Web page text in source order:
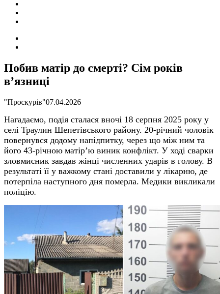
Побив матір до смерті? Сім років
в’язниці
"Проскурів"07.04.2026
Нагадаємо, подія сталася вночі 18 серпня 2025 року у
селі Траулин Шепетівського району. 20-річний чоловік
повернувся додому напідпитку, через що між ним та
його 43-річною матір’ю виник конфлікт. У ході сварки
зловмисник завдав жінці численних ударів в голову. В
результаті її у важкому стані доставили у лікарню, де
потерпіла наступного дня померла. Медики викликали
поліцію.